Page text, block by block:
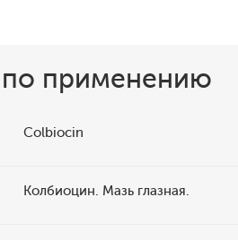
по применению
Colbiocin
Колбиоцин. Мазь глазная.